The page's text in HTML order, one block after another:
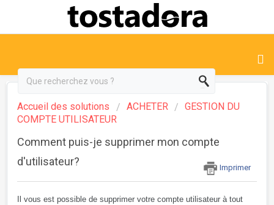
Accueil des solutions ACHETER
GESTION DU
COMPTE UTILISATEUR
Comment puis-je supprimer mon compte
d'utilisateur?
Imprimer
Il vous est possible de supprimer votre compte utilisateur à tout